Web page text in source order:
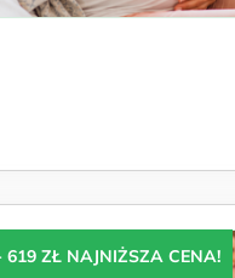
619 ZŁ NAJNIŻSZA CENA!